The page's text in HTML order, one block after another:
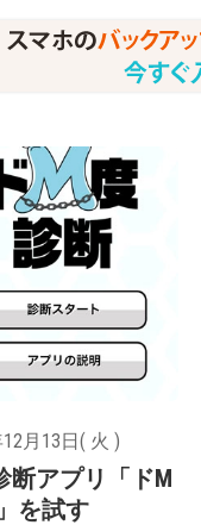
月13日( 火 )
断アプリ「ドM
を試す